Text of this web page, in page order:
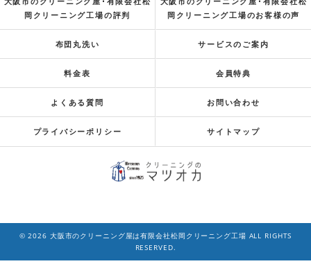
岡クリーニング工場の評判
岡クリーニング工場のお客様の声
布団丸洗い サービスのご案内
料金表 会員特典
よくある質問 お問い合わせ
プライバシーポリシー サイトマップ
© 2026 大阪市のクリーニング屋は有限会社松岡クリーニング工場 ALL RIGHTS
RESERVED.